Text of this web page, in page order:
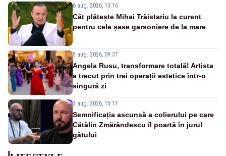
6 aug. 2026, 13:16
Cât plătește Mihai Trăistariu la curent
pentru cele șase garsoniere de la mare
5 aug. 2026, 09:37
Angela Rusu, transformare totală! Artista
a trecut prin trei operații estetice într-o
singură zi
3 aug. 2026, 15:17
Semnificația ascunsă a colierului pe care
Cătălin Zmărăndescu îl poartă în jurul
gâtului